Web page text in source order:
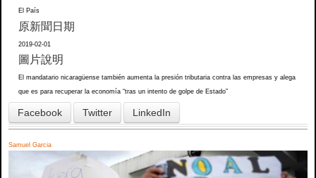
El País
原新聞日期
2019-02-01
圖片說明
El mandatario nicaragüense también aumenta la presión tributaria contra las empresas y alega
que es para recuperar la economía “tras un intento de golpe de Estado”
Facebook Twitter LinkedIn
Samuel Garcia